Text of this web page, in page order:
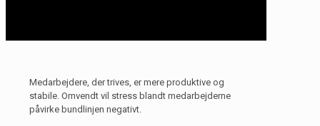
Medarbejdere, der trives, er mere produktive og
stabile. Omvendt vil stress blandt medarbejderne
påvirke bundlinjen negativt.